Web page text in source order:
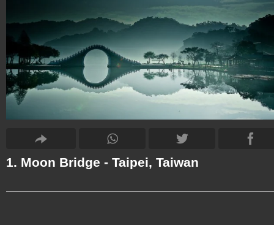
1. Moon Bridge - Taipei, Taiwan